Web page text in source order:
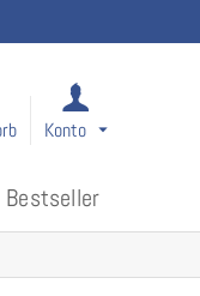
Konto
Bestseller